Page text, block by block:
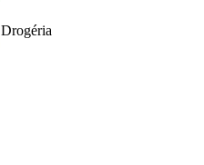
Drogéria